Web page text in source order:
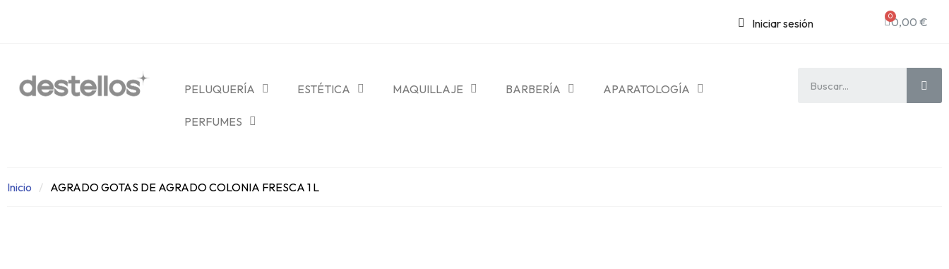
Iniciar sesión 0,00 €
PELUQUERÍA ESTÉTICA MAQUILLAJE BARBERÍA APARATOLOGÍA
PERFUMES
Inicio AGRADO GOTAS DE AGRADO COLONIA FRESCA 1 L